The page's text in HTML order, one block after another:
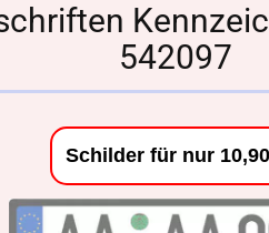
542097
Schilder für nur